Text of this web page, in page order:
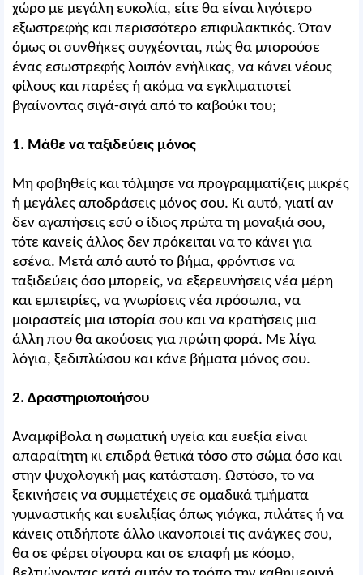
χώρο με μεγάλη ευκολία, είτε θα είναι λιγότερο
εξωστρεφής και περισσότερο επιφυλακτικός. Όταν
όμως οι συνθήκες συγχέονται, πώς θα μπορούσε
ένας εσωστρεφής λοιπόν ενήλικας, να κάνει νέους
φίλους και παρέες ή ακόμα να εγκλιματιστεί
βγαίνοντας σιγά-σιγά από το καβούκι του;
1. Μάθε να ταξιδεύεις μόνος
Μη φοβηθείς και τόλμησε να προγραμματίζεις μικρές
ή μεγάλες αποδράσεις μόνος σου. Κι αυτό, γιατί αν
δεν αγαπήσεις εσύ ο ίδιος πρώτα τη μοναξιά σου,
τότε κανείς άλλος δεν πρόκειται να το κάνει για
εσένα. Μετά από αυτό το βήμα, φρόντισε να
ταξιδεύεις όσο μπορείς, να εξερευνήσεις νέα μέρη
και εμπειρίες, να γνωρίσεις νέα πρόσωπα, να
μοιραστείς μια ιστορία σου και να κρατήσεις μια
άλλη που θα ακούσεις για πρώτη φορά. Με λίγα
λόγια, ξεδιπλώσου και κάνε βήματα μόνος σου.
2. Δραστηριοποιήσου
Αναμφίβολα η σωματική υγεία και ευεξία είναι
απαραίτητη κι επιδρά θετικά τόσο στο σώμα όσο και
στην ψυχολογική μας κατάσταση. Ωστόσο, το να
ξεκινήσεις να συμμετέχεις σε ομαδικά τμήματα
γυμναστικής και ευελιξίας όπως γιόγκα, πιλάτες ή να
κάνεις οτιδήποτε άλλο ικανοποιεί τις ανάγκες σου,
θα σε φέρει σίγουρα και σε επαφή με κόσμο,